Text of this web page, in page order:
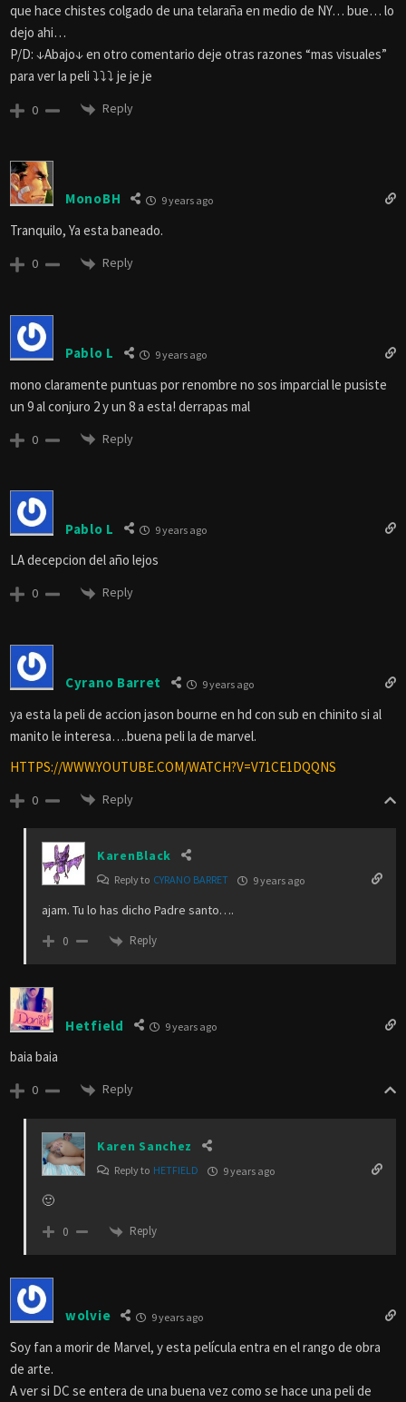
que hace chistes colgado de una telaraña en medio de NY… bue… lo
dejo ahi…
P/D: ↓Abajo↓ en otro comentario deje otras razones “mas visuales”
para ver la peli ⤵⤵⤵ je je je
0 Reply
MonoBH 9 years ago
Tranquilo, Ya esta baneado.
0 Reply
Pablo L 9 years ago
mono claramente puntuas por renombre no sos imparcial le pusiste
un 9 al conjuro 2 y un 8 a esta! derrapas mal
0 Reply
Pablo L 9 years ago
LA decepcion del año lejos
0 Reply
Cyrano Barret 9 years ago
ya esta la peli de accion jason bourne en hd con sub en chinito si al
manito le interesa….buena peli la de marvel.
HTTPS://WWW.YOUTUBE.COM/WATCH?V=V71CE1DQQNS
0 Reply
KarenBlack
Reply to CYRANO BARRET 9 years ago
ajam. Tu lo has dicho Padre santo….
0 Reply
Hetfield 9 years ago
baia baia
0 Reply
Karen Sanchez
Reply to HETFIELD 9 years ago
🙂
0 Reply
wolvie 9 years ago
Soy fan a morir de Marvel, y esta película entra en el rango de obra
de arte.
A ver si DC se entera de una buena vez como se hace una peli de